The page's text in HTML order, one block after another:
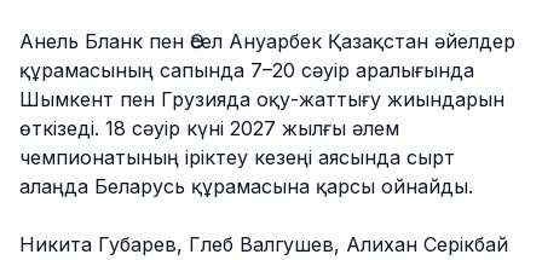
Анель Бланк пен Әсел Ануарбек Қазақстан әйелдер
құрамасының сапында 7–20 сәуір аралығында
Шымкент пен Грузияда оқу-жаттығу жиындарын
өткізеді. 18 сәуір күні 2027 жылғы әлем
чемпионатының іріктеу кезеңі аясында сырт
алаңда Беларусь құрамасына қарсы ойнайды.
Никита Губарев, Глеб Валгушев, Алихан Серікбай